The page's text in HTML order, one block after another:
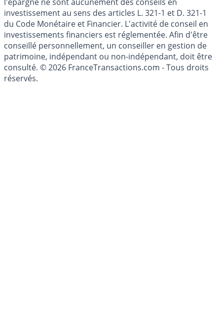
Les articles et commentaires publiés sur le guide de
l'épargne ne sont aucunement des conseils en
investissement au sens des articles L. 321-1 et D. 321-1
du Code Monétaire et Financier. L'activité de conseil en
investissements financiers est réglementée. Afin d'être
conseillé personnellement, un conseiller en gestion de
patrimoine, indépendant ou non-indépendant, doit être
consulté. © 2026 FranceTransactions.com - Tous droits